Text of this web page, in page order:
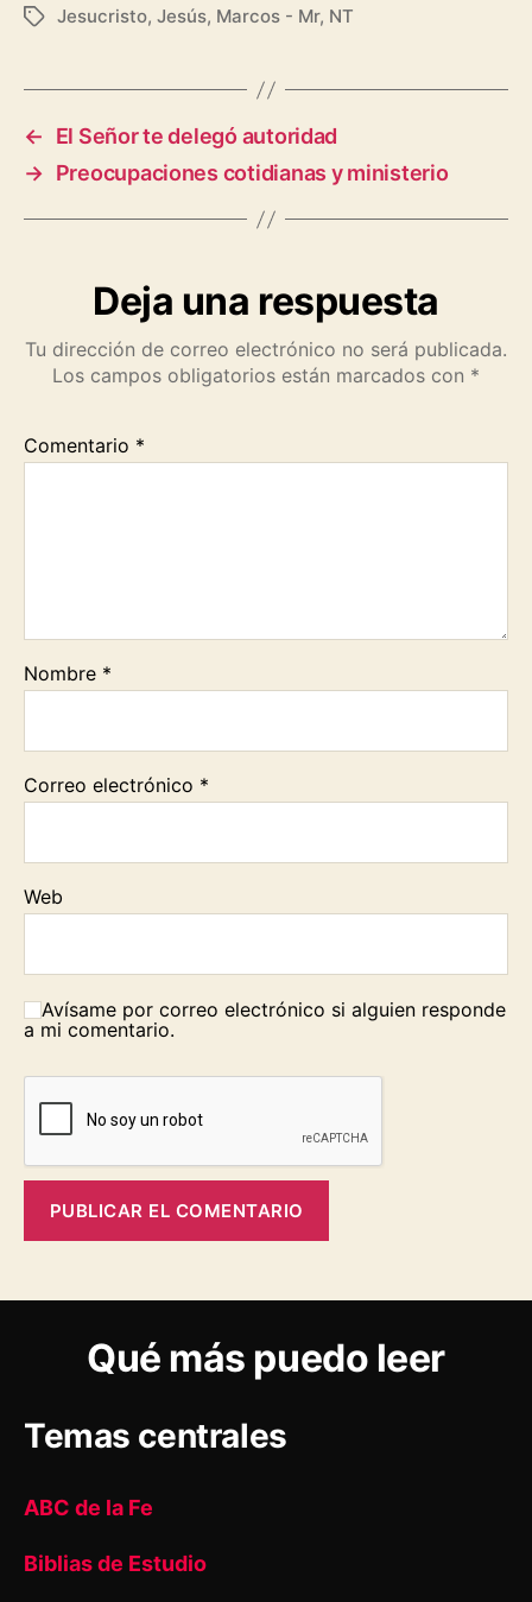
a
e
b
o
o
h
t
s
A
p
e
e
g
r
a
o
y
L
i
n
m
i
l
r
n
t
r
Etiquetas
Jesucristo, Jesús, Marcos - Mr, NT
←
El Señor te delegó autoridad
→ Preocupaciones cotidianas y ministerio
Deja una respuesta
Tu dirección de correo electrónico no será publicada.
Los campos obligatorios están marcados con *
Comentario *
Nombre *
Correo electrónico *
Web
Avísame por correo electrónico si alguien responde
a mi comentario.
Qué más puedo leer
Temas centrales
ABC de la Fe
Biblias de Estudio